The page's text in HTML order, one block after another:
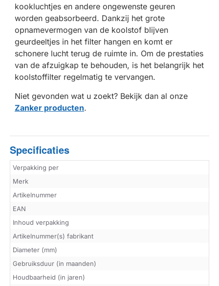
kookluchtjes en andere ongewenste geuren
worden geabsorbeerd. Dankzij het grote
opnamevermogen van de koolstof blijven
geurdeeltjes in het filter hangen en komt er
schonere lucht terug de ruimte in. Om de prestaties
van de afzuigkap te behouden, is het belangrijk het
koolstoffilter regelmatig te vervangen.
Niet gevonden wat u zoekt? Bekijk dan al onze
Zanker producten.
Specificaties
Verpakking per
Merk
Artikelnummer
EAN
Inhoud verpakking
Artikelnummer(s) fabrikant
Diameter (mm)
Gebruiksduur (in maanden)
Houdbaarheid (in jaren)